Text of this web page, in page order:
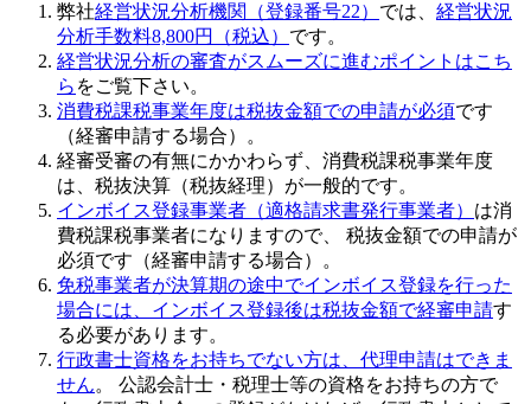
弊社経営状況分析機関（登録番号22） では、 経営状況
分析手数料8,800円（税込） です。
経営状況分析の審査がスムーズに進むポイントはこち
ら をご覧下さい。
消費税課税事業年度は税抜金額での申請が必須です
（経審申請する場合）。
経審受審の有無にかかわらず、消費税課税事業年度
は、税抜決算（税抜経理）が一般的です。
インボイス登録事業者（適格請求書発行事業者） は消
費税課税事業者になりますので、 税抜金額での申請が
必須です（経審申請する場合）。
免税事業者が決算期の途中でインボイス登録を行った
場合には、インボイス登録後は税抜金額で経審申請す
る必要があります。
行政書士資格をお持ちでない方は、代理申請はできま
せん。 公認会計士・税理士等の資格をお持ちの方で